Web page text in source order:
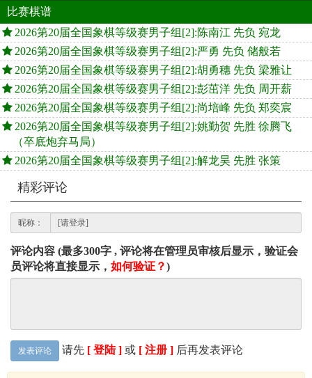
比赛棋谱
2026第20届全国象棋等级赛男子组[2]:陈南江 先负 宛龙
2026第20届全国象棋等级赛男子组[2]:严勇 先负 储般若
2026第20届全国象棋等级赛男子组[2]:胡勇穗 先负 梁雅让
2026第20届全国象棋等级赛男子组[2]:彭茁洋 先负 周开薪
2026第20届全国象棋等级赛男子组[2]:尚培峰 先负 郑奕宸
2026第20届全国象棋等级赛男子组[2]:姚勤贺 先胜 徐腾飞
（卒底炮弃马局）
2026第20届全国象棋等级赛男子组[2]:解龙昊 先胜 张策
精彩评论
昵称：
评论内容 (最多300字 , 评论将在管理员审核后显示，验证会
员评论将直接显示， 如何验证？)
发表评论 请先 [ 登陆 ] 或 [ 注册 ] 后再发表评论